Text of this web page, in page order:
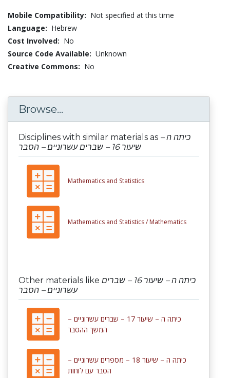
Mobile Compatibility: Not specified at this time
Language: Hebrew
Cost Involved: No
Source Code Available: Unknown
Creative Commons: No
Browse...
Disciplines with similar materials as כיתה ה –
שיעור 16 – שברים עשרוניים – הסבר
Mathematics and Statistics
Mathematics and Statistics / Mathematics
Other materials like כיתה ה – שיעור 16 – שברים
עשרוניים – הסבר
כיתה ה – שיעור 17 – שברים עשרוניים –
המשך ההסבר
כיתה ה – שיעור 18 – מספרים עשרוניים –
הסבר עם לוחות